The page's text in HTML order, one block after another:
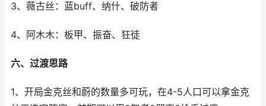
3、薇古丝：蓝buff、纳什、破防者
4、阿木木：板甲、振奋、狂徒
六、过渡思路
1、开局金克丝和蔚的数量多可玩，在4-5人口可以拿金克